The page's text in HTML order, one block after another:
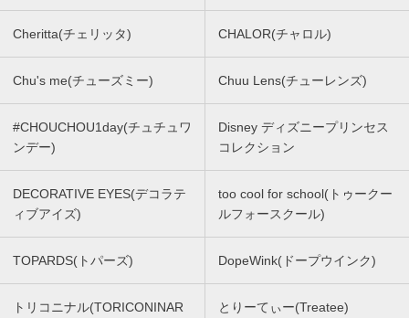
Cheritta(チェリッタ) CHALOR(チャロル)
Chu's me(チューズミー) Chuu Lens(チューレンズ)
#CHOUCHOU1day(チュチュワ
ンデー)
Disney ディズニープリンセス
コレクション
DECORATIVE EYES(デコラテ
ィブアイズ)
too cool for school(トゥークー
ルフォースクール)
TOPARDS(トパーズ) DopeWink(ドープウインク)
トリコニナル(TORICONINAR
とりーてぃー(Treatee)